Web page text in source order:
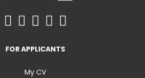
FOR APPLICANTS
My CV